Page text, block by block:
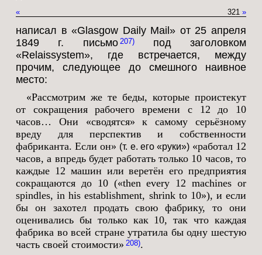
« »
321
написал в «Glasgow Daily Mail» от 25 апреля
1849 г. письмо 207 под заголовком
«Relaissystem», где встречается, между
прочим, следующее до смешного наивное
место:
«Рассмотрим же те беды, которые проистекут
от сокращения рабочего времени с 12 до 10
часов… Они «сводятся» к самому серьёзному
вреду для перспектив и собственности
фабриканта. Если он» (т. е. его «руки»)«работал 12
часов, а впредь будет работать только 10 часов, то
каждые 12 машин или веретён его предприятия
сокращаются до 10 («then every 12 machines or
spindles, in his establishment, shrink to 10»), и если
бы он захотел продать свою фабрику, то они
оценивались бы только как 10, так что каждая
фабрика во всей стране утратила бы одну шестую
часть своей стоимости» 208 .